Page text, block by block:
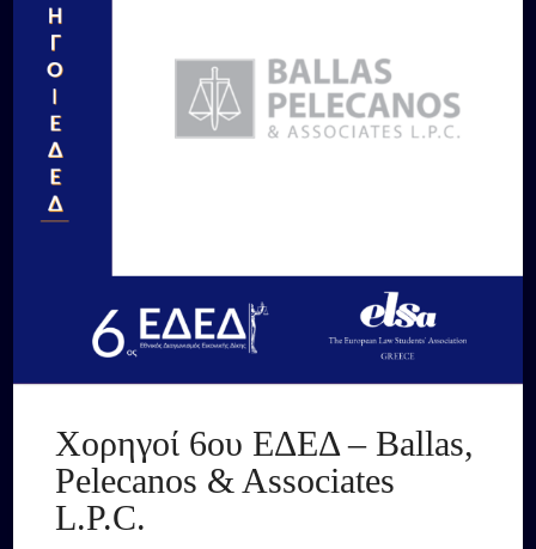
Χορηγοί 6ου ΕΔΕΔ – Ballas,
Pelecanos & Associates
L.P.C.